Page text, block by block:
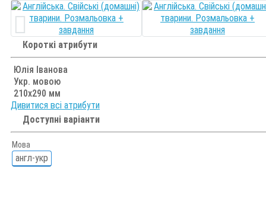
Короткі атрибути
Юлія Іванова
Укр. мовою
210х290 мм
Дивитися всі атрибути
Доступні варіанти
Мова
англ-укр